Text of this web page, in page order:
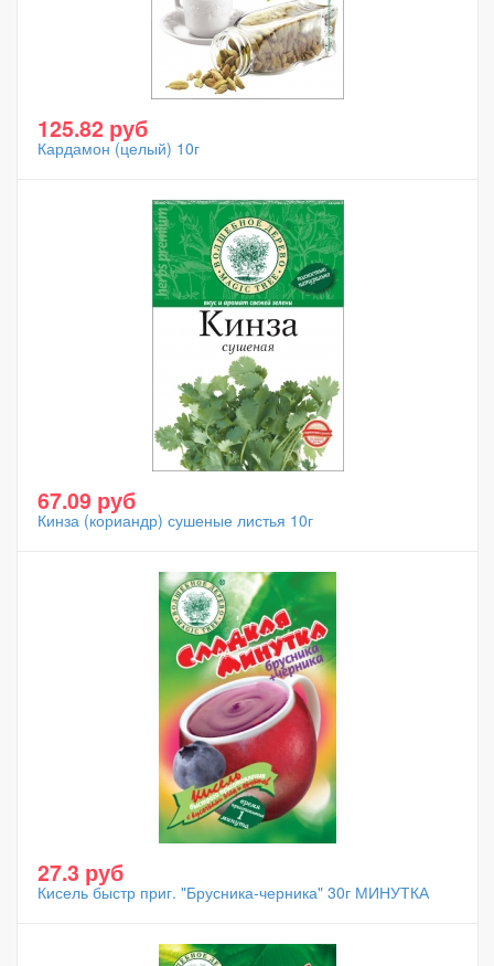
125.82 руб
Кардамон (целый) 10г
67.09 руб
Кинза (кориандр) сушеные листья 10г
27.3 руб
Кисель быстр приг. "Брусника-черника" 30г МИНУТКА